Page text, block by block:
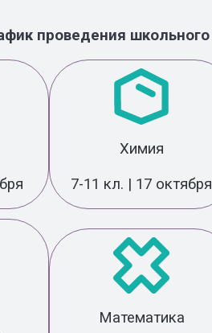
проведения
Химия
7-11 кл. | 17 октября
Математика